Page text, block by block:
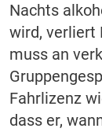
Nachts
wird, verliert
muss an
Fahrlizenz
dass er,